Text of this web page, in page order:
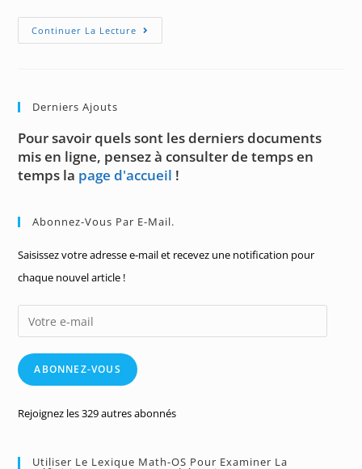
Continuer La Lecture Sur
L’orthogonal
Derniers Ajouts
Pour savoir quels sont les derniers documents
mis en ligne, pensez à consulter de temps en
temps la page d'accueil !
Abonnez-Vous Par E-Mail.
Saisissez votre adresse e-mail et recevez une notification pour
chaque nouvel article !
Votre
e-
mailABONNEZ-VOUS
Rejoignez les 329 autres abonnés
Utiliser Le Lexique Math-OS Pour Examiner La